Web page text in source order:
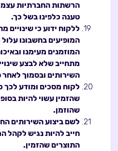
הרשתות החברתיות
טענה כלפינו בשל כך.
ללקוח ידוע כי שינויים
המופיעים בחשבונו
המוזמנים מעימנו
מתחייב שלא לבצע
השירותים ובסמוך לאחר
לקוח מסכים ומודע לכך
שהזמין עשוי להיות
שהוזמן.
לשם ביצוע השירותים
חייב להיות נגיש לקהל
התוצרים שהזמין.